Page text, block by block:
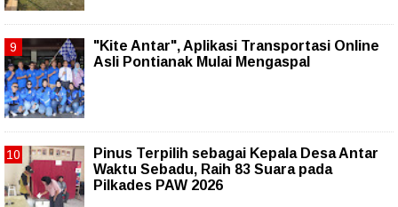
"Kite Antar", Aplikasi Transportasi Online
Asli Pontianak Mulai Mengaspal
Pinus Terpilih sebagai Kepala Desa Antar
Waktu Sebadu, Raih 83 Suara pada
Pilkades PAW 2026